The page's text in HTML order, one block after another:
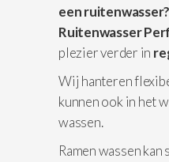
een ruitenwasser?
Ruitenwasser
plezier verder in
Wij hanteren
kunnen ook in het
wassen.
Ramen wassen